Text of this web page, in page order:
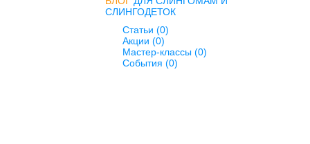
СЛИНГОДЕТОК
Статьи (0)
Акции (0)
Мастер-классы (0)
События (0)